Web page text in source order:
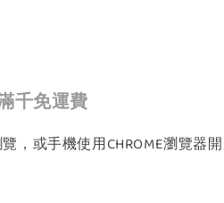
千免運費
，或手機使用CHROME瀏覽器